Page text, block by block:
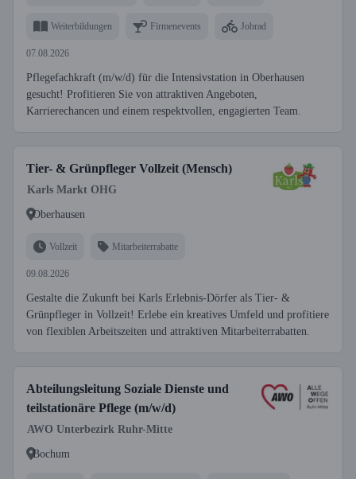
Weiterbildungen Firmenevents Jobrad
07.08.2026
Pflegefachkraft (m/w/d) für die Intensivstation in Oberhausen
gesucht! Profitieren Sie von attraktiven Angeboten,
Karrierechancen und einem respektvollen, engagierten Team.
Tier- & Grünpfleger Vollzeit (Mensch)
Karls Markt OHG
Oberhausen
Vollzeit Mitarbeiterrabatte
09.08.2026
Gestalte die Zukunft bei Karls Erlebnis-Dörfer als Tier- &
Grünpfleger in Vollzeit! Erlebe ein kreatives Umfeld und profitiere
von flexiblen Arbeitszeiten und attraktiven Mitarbeiterrabatten.
Abteilungsleitung Soziale Dienste und
teilstationäre Pflege (m/w/d)
AWO Unterbezirk Ruhr-Mitte
Bochum